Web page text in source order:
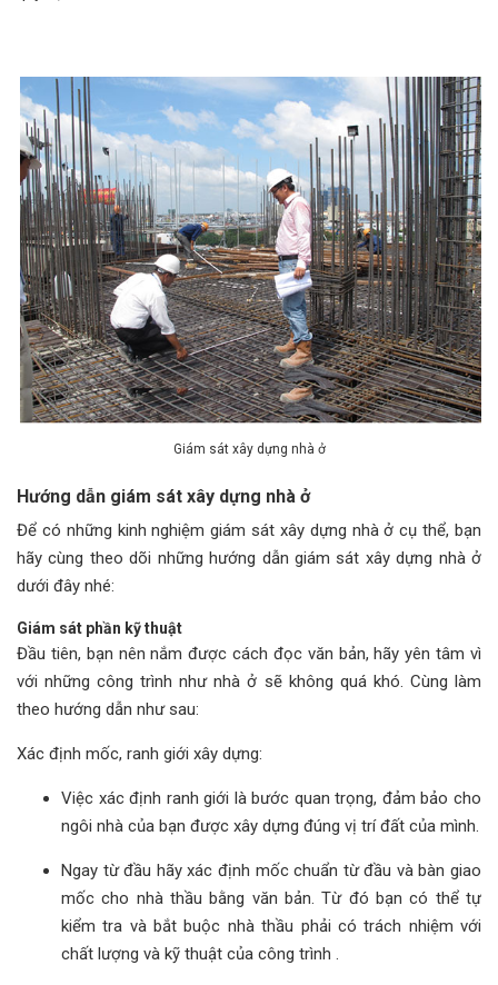
Giám sát xây dựng nhà ở
Hướng dẫn giám sát xây dựng nhà ở
Để có những kinh nghiệm giám sát xây dựng nhà ở cụ thể, bạn
hãy cùng theo dõi những hướng dẫn giám sát xây dựng nhà ở
dưới đây nhé:
Giám sát phần kỹ thuật
Đầu tiên, bạn nên nắm được cách đọc văn bản, hãy yên tâm vì
với những công trình như nhà ở sẽ không quá khó. Cùng làm
theo hướng dẫn như sau:
Xác định mốc, ranh giới xây dựng:
Việc xác định ranh giới là bước quan trọng, đảm bảo cho
ngôi nhà của bạn được xây dựng đúng vị trí đất của mình.
Ngay từ đầu hãy xác định mốc chuẩn từ đầu và bàn giao
mốc cho nhà thầu bằng văn bản. Từ đó bạn có thể tự
kiểm tra và bắt buộc nhà thầu phải có trách nhiệm với
chất lượng và kỹ thuật của công trình .